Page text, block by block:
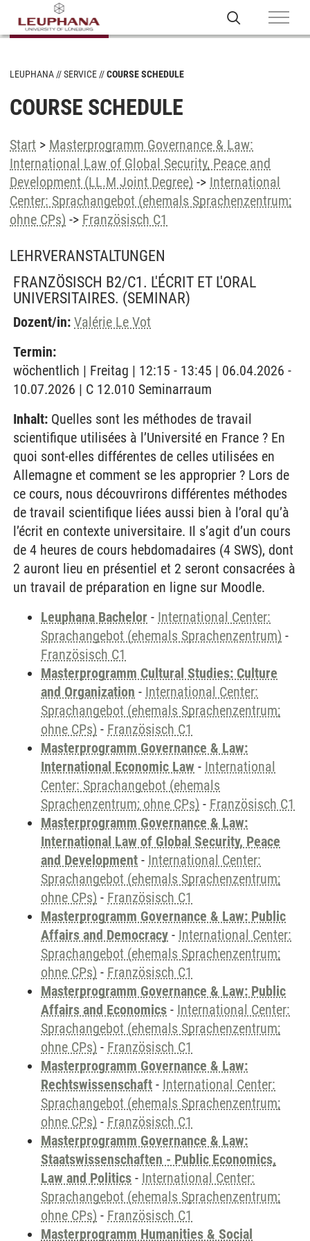
LEUPHANA SERVICE COURSE SCHEDULE
COURSE SCHEDULE
Start > Masterprogramm Governance & Law:
International Law of Global Security, Peace and
Development (LL.M Joint Degree) -> International
Center: Sprachangebot (ehemals Sprachenzentrum;
ohne CPs) -> Französisch C1
LEHRVERANSTALTUNGEN
FRANZÖSISCH B2/C1. L'ÉCRIT ET L'ORAL
UNIVERSITAIRES. (SEMINAR)
Dozent/in: Valérie Le Vot
Termin:
wöchentlich | Freitag | 12:15 - 13:45 | 06.04.2026 -
10.07.2026 | C 12.010 Seminarraum
Inhalt: Quelles sont les méthodes de travail
scientifique utilisées à l’Université en France ? En
quoi sont-elles différentes de celles utilisées en
Allemagne et comment se les approprier ? Lors de
ce cours, nous découvrirons différentes méthodes
de travail scientifique liées aussi bien à l’oral qu’à
l’écrit en contexte universitaire. Il s’agit d’un cours
de 4 heures de cours hebdomadaires (4 SWS), dont
2 auront lieu en présentiel et 2 seront consacrées à
un travail de préparation en ligne sur Moodle.
Leuphana Bachelor - International Center:
Sprachangebot (ehemals Sprachenzentrum) -
Französisch C1
Masterprogramm Cultural Studies: Culture
and Organization - International Center:
Sprachangebot (ehemals Sprachenzentrum;
ohne CPs) - Französisch C1
Masterprogramm Governance & Law:
International Economic Law - International
Center: Sprachangebot (ehemals
Sprachenzentrum; ohne CPs) - Französisch C1
Masterprogramm Governance & Law:
International Law of Global Security, Peace
and Development - International Center:
Sprachangebot (ehemals Sprachenzentrum;
ohne CPs) - Französisch C1
Masterprogramm Governance & Law: Public
Affairs and Democracy - International Center:
Sprachangebot (ehemals Sprachenzentrum;
ohne CPs) - Französisch C1
Masterprogramm Governance & Law: Public
Affairs and Economics - International Center:
Sprachangebot (ehemals Sprachenzentrum;
ohne CPs) - Französisch C1
Masterprogramm Governance & Law:
Rechtswissenschaft - International Center:
Sprachangebot (ehemals Sprachenzentrum;
ohne CPs) - Französisch C1
Masterprogramm Governance & Law:
Staatswissenschaften - Public Economics,
Law and Politics - International Center:
Sprachangebot (ehemals Sprachenzentrum;
ohne CPs) - Französisch C1
Masterprogramm Humanities & Social